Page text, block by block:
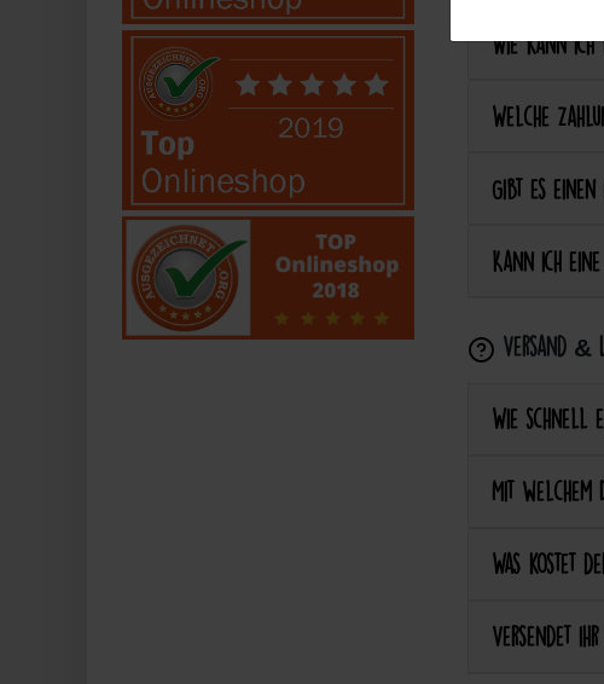
Wie kann ich
Welche
Gibt es
Kann ich
Versand &
Wie schnell
Mit welchem
Was kostet
Versendet